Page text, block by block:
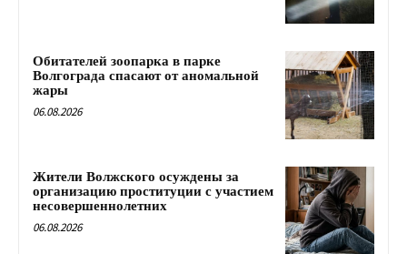
Обитателей зоопарка в парке
Волгограда спасают от аномальной
жары
06.08.2026
Жители Волжского осуждены за
организацию проституции с участием
несовершеннолетних
06.08.2026